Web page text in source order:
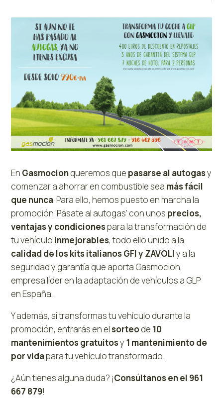
En Gasmocionqueremos que pasarse al autogasy
comenzar a ahorrar en combustible sea más fácil
que nunca. Para ello, hemos puesto en marcha la
promoción ‘Pásate al autogas’ con unos precios,
ventajas y condicionespara la transformación de
tu vehículo inmejorables, todo ello unido a la
calidad de los kits italianos GFI y ZAVOLIy a la
seguridad y garantía que aporta Gasmocion,
empresa líder en la adaptación de vehículos a GLP
en España.
Y además, si transformas tu vehículo durante la
promoción, entrarás en elsorteode 10
mantenimientos gratuitosy 1 mantenimiento de
por vidapara tu vehículo transformado.
¿Aún tienes alguna duda? ¡Consúltanos en el 961
667 879!